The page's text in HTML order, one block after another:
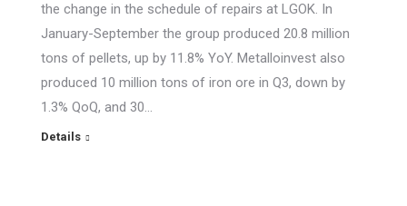
the change in the schedule of repairs at LGOK. In
January-September the group produced 20.8 million
tons of pellets, up by 11.8% YoY. Metalloinvest also
produced 10 million tons of iron ore in Q3, down by
1.3% QoQ, and 30…
Details